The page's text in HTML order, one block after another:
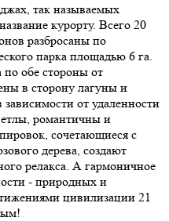
так называемых
курорту. Всего 20
разбросаны по
парка площадью 6 га.
по обе стороны от
в сторону лагуны и
от удаленности
романтичны и
сочетающиеся с
дерева, создают
релакса. А гармоничное
- природных и
цивилизации 21